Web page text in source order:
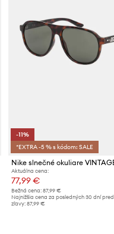
-11%
*EXTRA -5 % s kódom: SALE
Nike slnečné okuliare
Aktuálna cena:
77,99 €
Bežná cena: 87,99 €
Najnižšia cena za posledných 30 dní
zľavy: 87,99 €